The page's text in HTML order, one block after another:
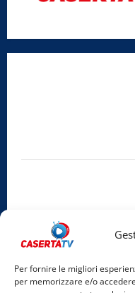
Per fornire le migliori
per memorizzare e/o
Instagram